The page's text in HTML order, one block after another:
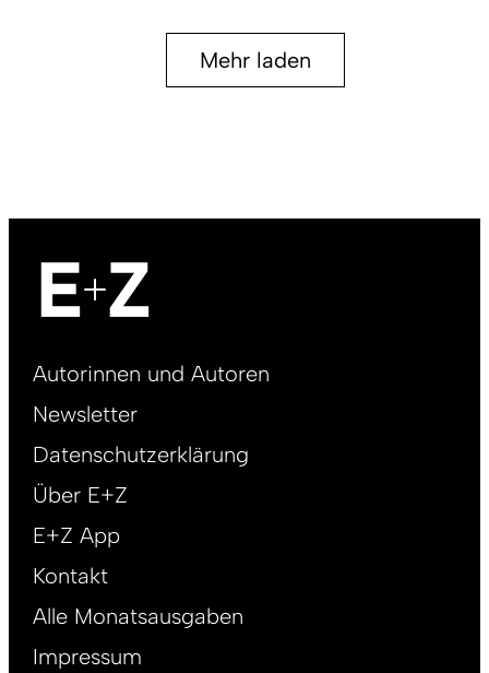
Mehr laden
Footer
DE
Autorinnen und Autoren
Newsletter
Datenschutzerklärung
Über E+Z
E+Z App
Kontakt
Alle Monatsausgaben
Impressum